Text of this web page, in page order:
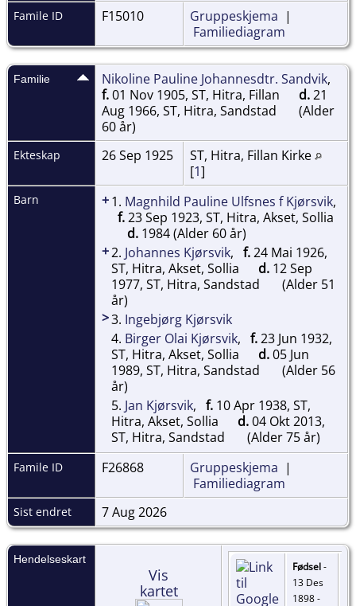
Famile ID F15010 Gruppeskjema |
Familiediagram
Familie Nikoline Pauline Johannesdtr. Sandvik,
f.01 Nov 1905, ST, Hitra, Fillan d.21
Aug 1966, ST, Hitra, Sandstad
(Alder
60 år)
Ekteskap 26 Sep 1925
ST, Hitra, Fillan Kirke
[1]
Barn +1. Magnhild Pauline Ulfsnes f Kjørsvik,
f.23 Sep 1923, ST, Hitra, Akset, Sollia
d. 1984 (Alder 60 år)
+2. Johannes Kjørsvik, f.24 Mai 1926,
ST, Hitra, Akset, Sollia
d. 12 Sep
1977, ST, Hitra, Sandstad
(Alder 51
år)
>3. Ingebjørg Kjørsvik
4. Birger Olai Kjørsvik, f.23 Jun 1932,
ST, Hitra, Akset, Sollia
d.05 Jun
1989, ST, Hitra, Sandstad
(Alder 56
år)
5. Jan Kjørsvik, f. 10 Apr 1938, ST,
Hitra, Akset, Sollia
d.04 Okt 2013,
ST, Hitra, Sandstad
(Alder 75 år)
Famile ID F26868 Gruppeskjema |
Familiediagram
Sist endret 7 Aug 2026
Hendelseskart
Vis
kartet
Fødsel-
13 Des
1898 -